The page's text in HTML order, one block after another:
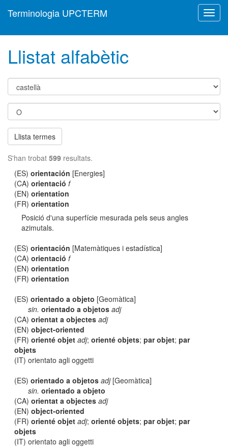
Terminologia UPCTERM
Llistat alfabètic
Llista termes
S'han trobat 599 resultats.
(ES)orientación [Energies]
(CA)orientació f
(EN)orientation
(FR)orientation
Posició d'una superfície mesurada pels seus angles
azimutals.
(ES)orientación [Matemàtiques i estadística]
(CA)orientació f
(EN)orientation
(FR)orientation
(ES)orientado a objeto [Geomàtica]
sin. orientado a objetos adj
(CA)orientat a objectes adj
(EN)object-oriented
(FR)orienté objet adj;orienté objets;par objet;par
objets
(IT) orientato agli oggetti
(ES)orientado a objetos adj[Geomàtica]
sin. orientado a objeto
(CA)orientat a objectes adj
(EN)object-oriented
(FR)orienté objet adj;orienté objets;par objet;par
objets
(IT) orientato agli oggetti